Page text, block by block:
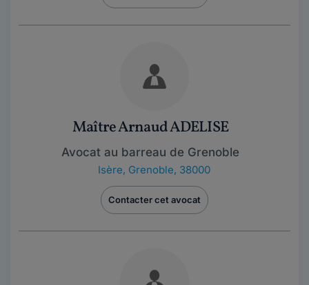
Maître Arnaud ADELISE
Avocat au barreau de Grenoble
Isère, Grenoble, 38000
Contacter cet avocat